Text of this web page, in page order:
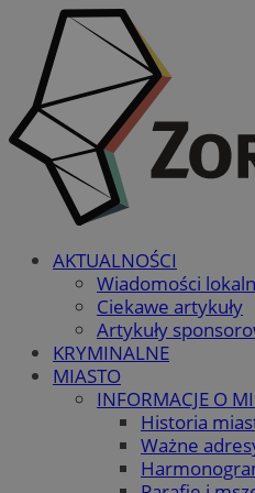
AKTUALNOŚCI
Wiadomości
Ciekawe artykuły
Artykuły
KRYMINALNE
MIASTO
INFORMACJE O
Historia
Ważne